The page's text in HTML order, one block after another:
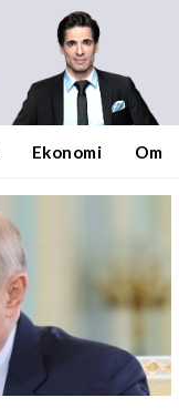
Ekonomi Om